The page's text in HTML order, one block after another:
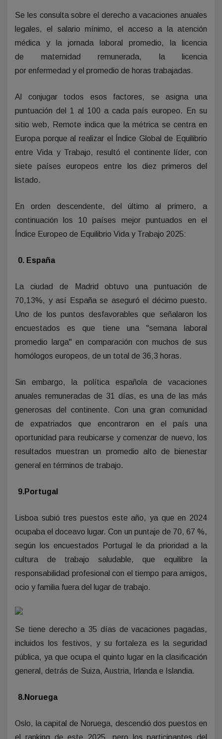
Se les consulta sobre el derecho a vacaciones anuales
legales, el salario mínimo, el acceso a la atención
médica y la jornada laboral promedio, la licencia
de maternidad remunerada, la licencia
por enfermedad y el promedio de horas trabajadas.
Al conjugar todos esos factores, se asigna una
puntuación del 1 al 100 a cada país europeo. En su
sitio web, Remote indica que la métrica se centra en
Europa porque al realizar el Índice Global de Equilibrio
entre Vida y Trabajo, resultó el continente líder, con
siete países europeos entre los diez primeros del
listado.
En orden descendente, del último al primero, a
continuación los 10 países mejor puntuados en el
Índice Europeo de Equilibrio Vida y Trabajo 2025:
0. España
La ciudad de Madrid obtuvo una puntuación de
70,13%, y así España se aseguró el décimo puesto.
Uno de los puntos desfavorables que señalaron los
encuestados es que tiene una "semana laboral
promedio larga" en comparación con muchos de sus
homólogos europeos, de un total de 36,3 horas.
Sin embargo, la política española de vacaciones
anuales remuneradas de 31 días, es una de las más
generosas del continente. Con una gran comunidad
de expatriados que encontraron en el país una
oportunidad para reubicarse y comenzar de nuevo, los
resultados muestran un promedio alto de bienestar
general en términos de trabajo.
9.Portugal
Lisboa subió tres puestos este año, ya que en 2024
ocupaba el doceavo lugar. Con un puntaje de 70, 67 %,
según los encuestados Portugal le da prioridad a la
cultura de trabajo saludable, que equilibre la
responsabilidad profesional con el tiempo para amigos,
ocio y familia fuera del lugar de trabajo.
Se tiene derecho a 35 días de vacaciones pagadas,
incluidos los festivos, y su fortaleza es la seguridad
pública, ya que ocupa el quinto lugar en la clasificación
general, detrás de Suiza, Austria, Irlanda e Islandia.
8.Noruega
Oslo, la capital de Noruega, descendió dos puestos en
el ranking de este 2025, pero los participantes del